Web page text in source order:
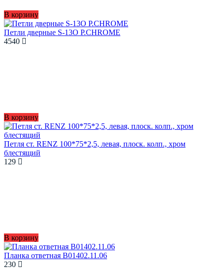
В корзину
Петли дверные S-13O P.CHROME
4540
В корзину
Петля ст. RENZ 100*75*2,5, левая, плоск. колп., хром
блестящий
129
В корзину
Планка ответная B01402.11.06
230